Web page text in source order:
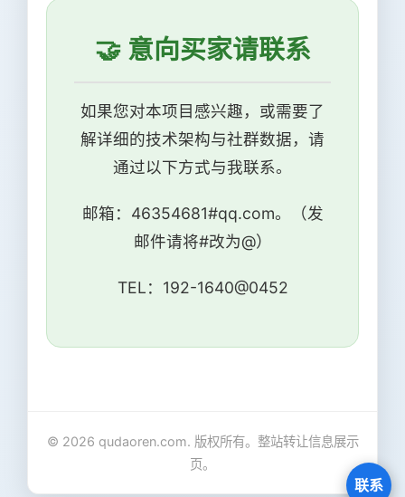
🤝 意向买家请联系
如果您对本项目感兴趣，或需要了
解详细的技术架构与社群数据，请
通过以下方式与我联系。
邮箱：46354681#qq.com。（发
邮件请将#改为@）
TEL：192-1640@0452
© 2026 qudaoren.com. 版权所有。整站转让信息展示
页。
联系